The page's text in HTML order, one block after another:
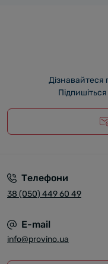
Дізнавайтеся
Телефони
38 (050) 449 60 49
E-mail
info@provino.ua